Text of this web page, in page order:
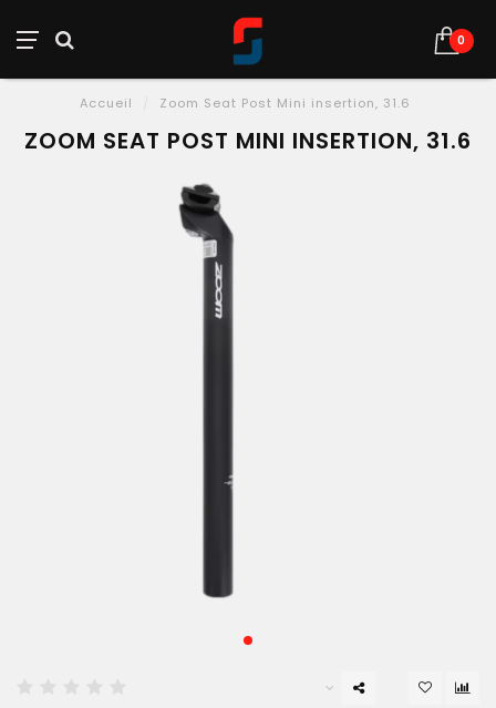
0
Accueil Zoom Seat Post Mini insertion, 31.6
ZOOM SEAT POST MINI INSERTION, 31.6